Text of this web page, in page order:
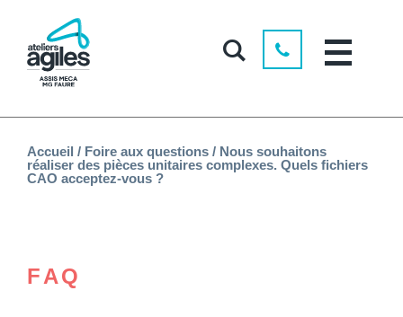
Accueil / Foire aux questions / Nous souhaitons
réaliser des pièces unitaires complexes. Quels fichiers
CAO acceptez-vous ?
FAQ